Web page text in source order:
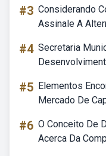
#3 Considerando
Assinale A
#4 Secretaria
#5 Elementos
Mercado De
#6 O Conceito De
Acerca Da